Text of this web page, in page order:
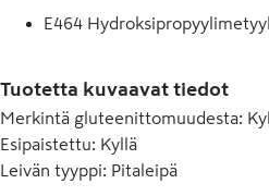
E464
E500 Natriumkarbonaatti
Tuotetta kuvaavat tiedot
Merkintä gluteenittomuudesta:
Esipaistettu: Kyllä
Leivän tyyppi: Pitaleipä